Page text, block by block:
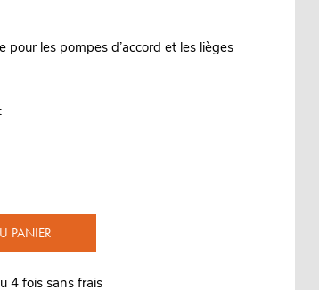
pour les pompes d’accord et les lièges
PANIER
4 fois sans frais